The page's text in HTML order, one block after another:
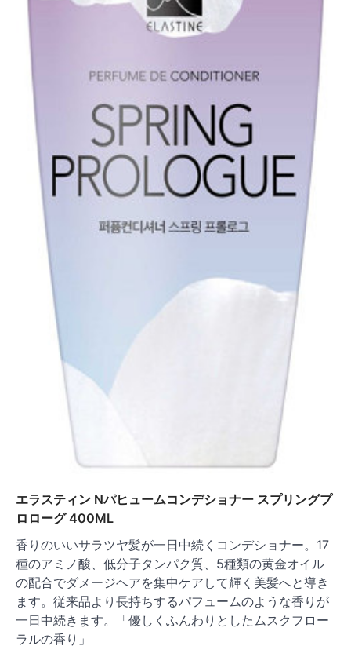
エラスティン Nパヒュームコンデショナー スプリングプ
ロローグ 400ML
香りのいいサラツヤ髪が一日中続くコンデショナー。17
種のアミノ酸、低分子タンパク質、5種類の黄金オイル
の配合でダメージヘアを集中ケアして輝く美髪へと導き
ます。従来品より長持ちするパフュームのような香りが
一日中続きます。「優しくふんわりとしたムスクフロー
ラルの香り」